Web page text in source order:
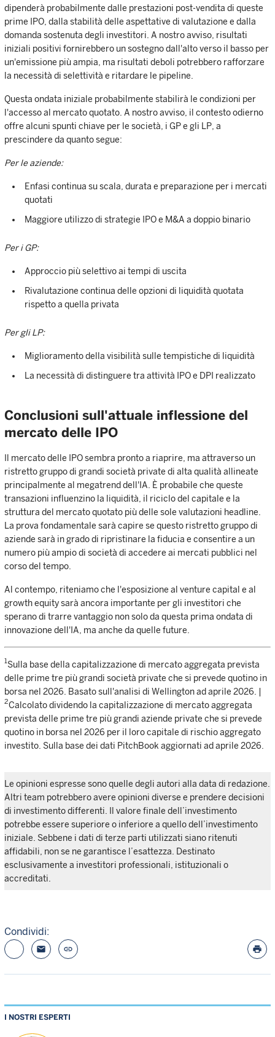
dipenderà probabilmente dalle prestazioni post-vendita di queste
prime IPO, dalla stabilità delle aspettative di valutazione e dalla
domanda sostenuta degli investitori. A nostro avviso, risultati
iniziali positivi fornirebbero un sostegno dall'alto verso il basso per
un'emissione più ampia, ma risultati deboli potrebbero rafforzare
la necessità di selettività e ritardare le pipeline.
Questa ondata iniziale probabilmente stabilirà le condizioni per
l'accesso al mercato quotato. A nostro avviso, il contesto odierno
offre alcuni spunti chiave per le società, i GP e gli LP, a
prescindere da quanto segue:
Per le aziende:
Enfasi continua su scala, durata e preparazione per i mercati
quotati
Maggiore utilizzo di strategie IPO e M&A a doppio binario
Per i GP:
Approccio più selettivo ai tempi di uscita
Rivalutazione continua delle opzioni di liquidità quotata
rispetto a quella privata
Per gli LP:
Miglioramento della visibilità sulle tempistiche di liquidità
La necessità di distinguere tra attività IPO e DPI realizzato
Conclusioni sull'attuale inflessione del
mercato delle IPO
Il mercato delle IPO sembra pronto a riaprire, ma attraverso un
ristretto gruppo di grandi società private di alta qualità allineate
principalmente al megatrend dell'IA. È probabile che queste
transazioni influenzino la liquidità, il riciclo del capitale e la
struttura del mercato quotato più delle sole valutazioni headline.
La prova fondamentale sarà capire se questo ristretto gruppo di
aziende sarà in grado di ripristinare la fiducia e consentire a un
numero più ampio di società di accedere ai mercati pubblici nel
corso del tempo.
Al contempo, riteniamo che l'esposizione al venture capital e al
growth equity sarà ancora importante per gli investitori che
sperano di trarre vantaggio non solo da questa prima ondata di
innovazione dell'IA, ma anche da quelle future.
1 Sulla base della capitalizzazione di mercato aggregata prevista
delle prime tre più grandi società private che si prevede quotino in
borsa nel 2026. Basato sull'analisi di Wellington ad aprile 2026. |
2Calcolato dividendo la capitalizzazione di mercato aggregata
prevista delle prime tre più grandi aziende private che si prevede
quotino in borsa nel 2026 per il loro capitale di rischio aggregato
investito. Sulla base dei dati PitchBook aggiornati ad aprile 2026.
Le opinioni espresse sono quelle degli autori alla data di redazione.
Altri team potrebbero avere opinioni diverse e prendere decisioni
di investimento differenti. Il valore finale dell’investimento
potrebbe essere superiore o inferiore a quello dell’investimento
iniziale. Sebbene i dati di terze parti utilizzati siano ritenuti
affidabili, non se ne garantisce l’esattezza. Destinato
esclusivamente a investitori professionali, istituzionali o
accreditati.
Condividi:
email link print
I NOSTRI ESPERTI